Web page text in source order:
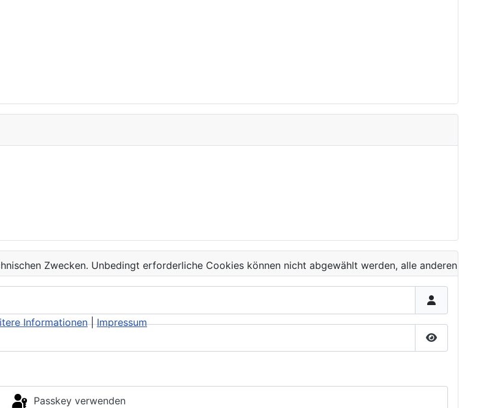
Passwort
Passkey verwenden
Zwecken. Unbedingt erforderliche Cookies können nicht abgewählt werden, alle anderen
Informationen|Impressum